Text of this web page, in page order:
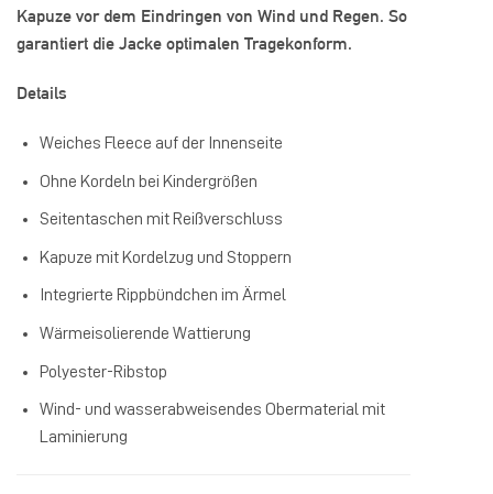
Kapuze vor dem Eindringen von Wind und Regen. So
garantiert die Jacke optimalen Tragekonform.
Details
Weiches Fleece auf der Innenseite
Ohne Kordeln bei Kindergrößen
Seitentaschen mit Reißverschluss
Kapuze mit Kordelzug und Stoppern
Integrierte Rippbündchen im Ärmel
Wärmeisolierende Wattierung
Polyester-Ribstop
Wind- und wasserabweisendes Obermaterial mit
Laminierung